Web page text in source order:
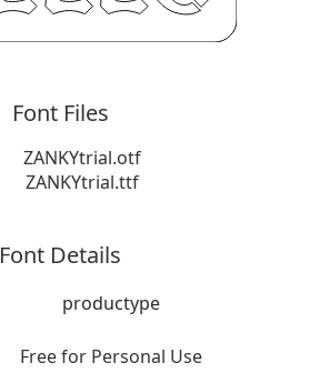
Font Files
ZANKYtrial.otf
ZANKYtrial.ttf
Font Details
productype
Free for Personal Use